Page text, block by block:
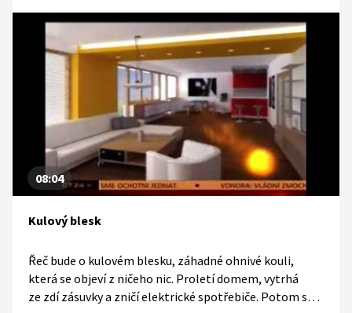
08:04
Kulový blesk
Řeč bude o kulovém blesku, záhadné ohnivé kouli,
která se objeví z ničeho nic. Proletí domem, vytrhá
ze zdí zásuvky a zničí elektrické spotřebiče. Potom se